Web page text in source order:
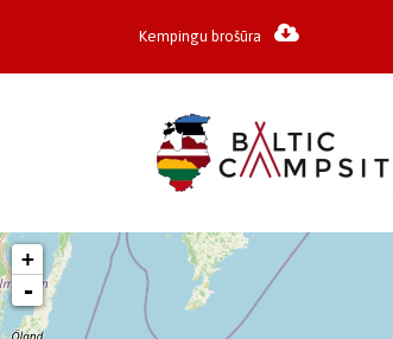
Kempingu brošūra
+
-